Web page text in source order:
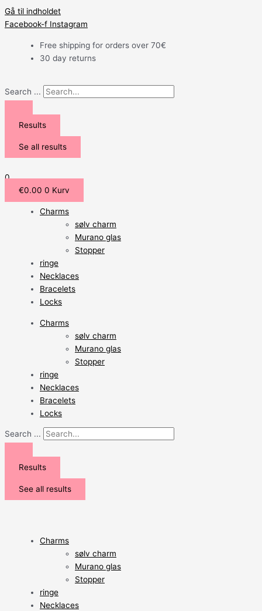
Gå til indholdet
Facebook-f Instagram
Free shipping for orders over 70€
30 day returns
Search ...
Results
Se all results
0
€0.00 0 Kurv
Charms
sølv charm
Murano glas
Stopper
ringe
Necklaces
Bracelets
Locks
Charms
sølv charm
Murano glas
Stopper
ringe
Necklaces
Bracelets
Locks
Search ...
Results
See all results
Charms
sølv charm
Murano glas
Stopper
ringe
Necklaces